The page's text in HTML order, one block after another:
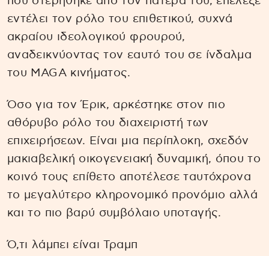
εντέλει τον ρόλο του επιθετικού, συχνά
ακραίου ιδεολογικού φρουρού,
αναδεικνύοντας τον εαυτό του σε ίνδαλμα
του MAGA κινήματος.
Όσο για τον Έρικ, αρκέστηκε στον πιο
αθόρυβο ρόλο του διαχειριστή των
επιχειρήσεων. Είναι μια περίπλοκη, σχεδόν
μακιαβελική οικογενειακή δυναμική, όπου το
κοινό τους επίθετο αποτέλεσε ταυτόχρονα
το μεγαλύτερο κληρονομικό προνόμιο αλλά
και το πιο βαρύ συμβόλαιο υποταγής.
Ό,τι λάμπει είναι Τραμπ